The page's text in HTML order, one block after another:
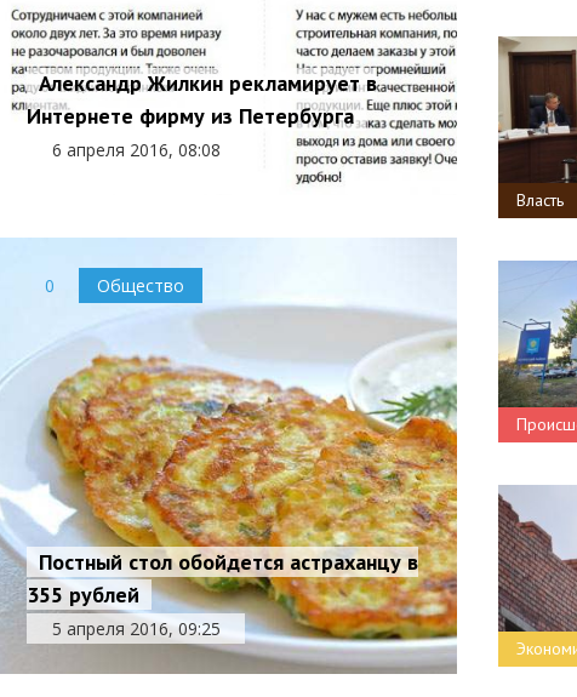
Александр Жилкин рекламирует в
Интернете фирму из Петербурга
6 апреля 2016, 08:08
0 Общество
Постный стол обойдется астраханцу в
355 рублей
5 апреля 2016, 09:25
Власть